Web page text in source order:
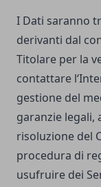
I Dati saranno
derivanti dal
Titolare per la
contattare
gestione del
garanzie legali,
risoluzione del
procedura di
usufruire dei